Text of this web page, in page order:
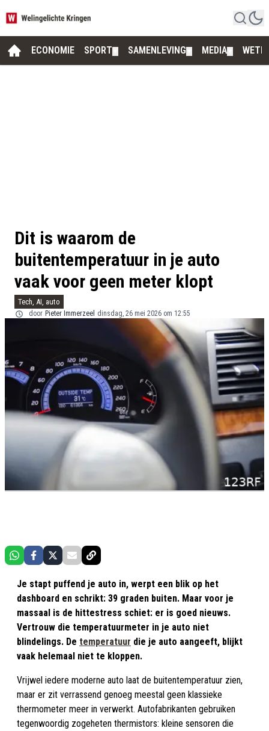
ECONOMIE SPORT SAMENLEVING MEDIA
Dit is waarom de
buitentemperatuur in je auto
vaak voor geen meter klopt
Tech, AI, auto
door Pieter Immerzeel dinsdag, 26 mei 2026 om 12:55
Je stapt puffend je auto in, werpt een blik op het
dashboard en schrikt: 39 graden buiten. Maar voor je
massaal is de hittestress schiet: er is goed nieuws.
Vertrouw die temperatuurmeter in je auto niet
blindelings. De temperatuur die je auto aangeeft, blijkt
vaak helemaal niet te kloppen.
Vrijwel iedere moderne auto laat de buitentemperatuur zien,
maar er zit verrassend genoeg meestal geen klassieke
thermometer meer in verwerkt. Autofabrikanten gebruiken
tegenwoordig zogeheten thermistors: kleine sensoren die